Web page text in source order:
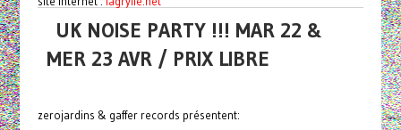
UK NOISE PARTY !!! MAR 22 &
MER 23 AVR / PRIX LIBRE
zerojardins & gaffer records présentent: